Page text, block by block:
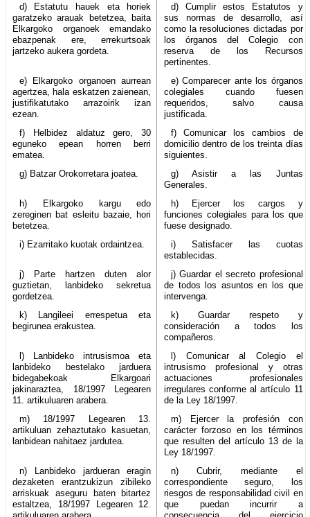
d) Estatutu hauek eta horiek
garatzeko arauak betetzea, baita
Elkargoko organoek emandako
ebazpenak ere, errekurtsoak
jartzeko aukera gordeta.
d) Cumplir estos Estatutos y
sus normas de desarrollo, así
como la resoluciones dictadas por
los órganos del Colegio con
reserva de los Recursos
pertinentes.
e) Elkargoko organoen aurrean
agertzea, hala eskatzen zaienean,
justifikatutako arrazoirik izan
ezean.
e) Comparecer ante los órganos
colegiales cuando fuesen
requeridos, salvo causa
justificada.
f) Helbidez aldatuz gero, 30
eguneko epean horren berri
ematea.
f) Comunicar los cambios de
domicilio dentro de los treinta días
siguientes.
g) Batzar Orokorretara joatea.
g) Asistir a las Juntas
Generales.
h) Elkargoko kargu edo
zereginen bat esleitu bazaie, hori
betetzea.
h) Ejercer los cargos y
funciones colegiales para los que
fuese designado.
i) Ezarritako kuotak ordaintzea.
i) Satisfacer las cuotas
establecidas.
j) Parte hartzen duten alor
guztietan, lanbideko sekretua
gordetzea.
j) Guardar el secreto profesional
de todos los asuntos en los que
intervenga.
k) Langileei errespetua eta
begirunea erakustea.
k) Guardar respeto y
consideración a todos los
compañeros.
l) Lanbideko intrusismoa eta
lanbideko bestelako jarduera
bidegabekoak Elkargoari
jakinaraztea, 18/1997 Legearen
11. artikuluaren arabera.
l) Comunicar al Colegio el
intrusismo profesional y otras
actuaciones profesionales
irregulares conforme al artículo 11
de la Ley 18/1997.
m) 18/1997 Legearen 13.
artikuluan zehaztutako kasuetan,
lanbidean nahitaez jardutea.
m) Ejercer la profesión con
carácter forzoso en los términos
que resulten del artículo 13 de la
Ley 18/1997.
n) Lanbideko jardueran eragin
dezaketen erantzukizun zibileko
arriskuak aseguru baten bitartez
estaltzea, 18/1997 Legearen 12.
n) Cubrir, mediante el
correspondiente seguro, los
riesgos de responsabilidad civil en
que puedan incurrir a